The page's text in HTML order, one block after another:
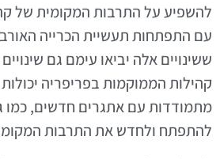
להשפיע על התרבות המקומית של
עם התפתחות תעשיית הכרייה
ששינויים אלה יביאו עימם גם
קהילות הממוקמות בפריפריה
מתמודדות עם אתגרים חדשים, כמו
להתפתח ולחדש את התרבות